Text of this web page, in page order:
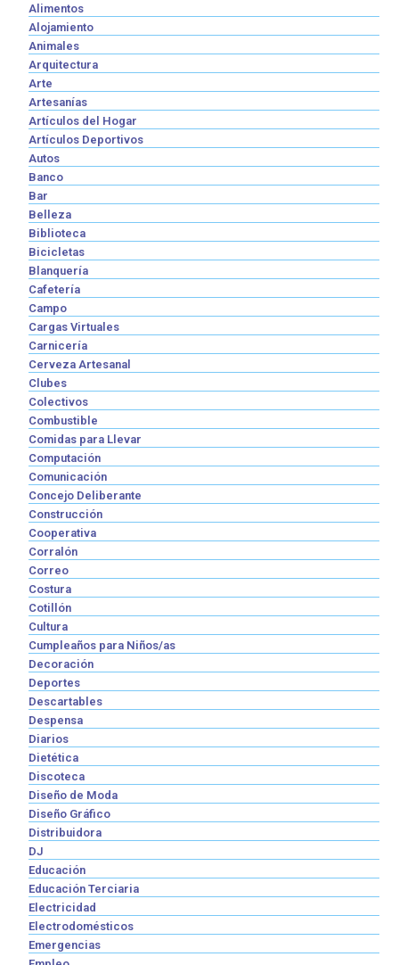
Alimentos
Alojamiento
Animales
Arquitectura
Arte
Artesanías
Artículos del Hogar
Artículos Deportivos
Autos
Banco
Bar
Belleza
Biblioteca
Bicicletas
Blanquería
Cafetería
Campo
Cargas Virtuales
Carnicería
Cerveza Artesanal
Clubes
Colectivos
Combustible
Comidas para Llevar
Computación
Comunicación
Concejo Deliberante
Construcción
Cooperativa
Corralón
Correo
Costura
Cotillón
Cultura
Cumpleaños para Niños/as
Decoración
Deportes
Descartables
Despensa
Diarios
Dietética
Discoteca
Diseño de Moda
Diseño Gráfico
Distribuidora
DJ
Educación
Educación Terciaria
Electricidad
Electrodomésticos
Emergencias